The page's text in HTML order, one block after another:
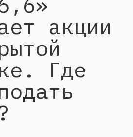
акции
Где